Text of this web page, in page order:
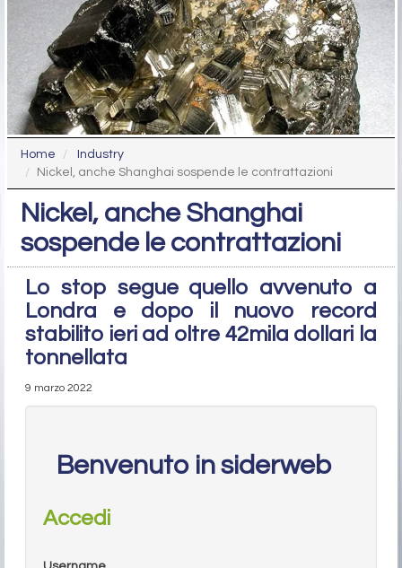
Home
Industry
Nickel, anche Shanghai sospende le contrattazioni
Nickel, anche Shanghai
sospende le contrattazioni
Lo stop segue quello avvenuto a
Londra e dopo il nuovo record
stabilito ieri ad oltre 42mila dollari la
tonnellata
9 marzo 2022
Benvenuto in siderweb
Accedi